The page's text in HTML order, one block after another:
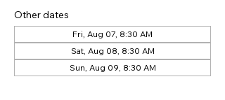
Other dates
Fri, Aug 07, 8:30 AM
Sat, Aug 08, 8:30 AM
Sun, Aug 09, 8:30 AM